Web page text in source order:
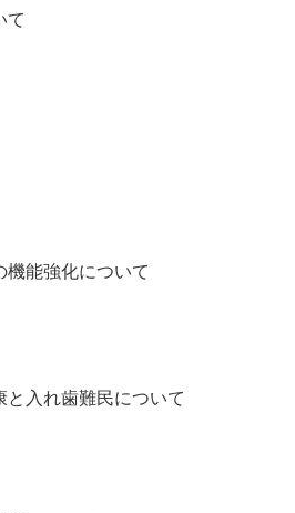
て
機能強化について
と入れ歯難民について